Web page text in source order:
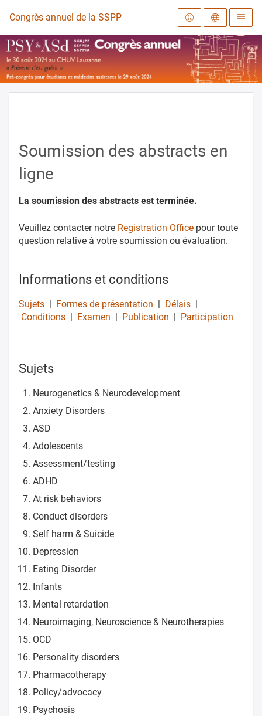
Vers la page d'accueil
Congrès annuel de la SSPPEA 2024
Soumission des abstracts en
ligne
La soumission des abstracts est terminée.
Veuillez contacter notre Registration Office pour toute
question relative à votre soumission ou évaluation.
Informations et conditions
Sujets | Formes de présentation | Délais |
Conditions | Examen | Publication | Participation
Sujets
Neurogenetics & Neurodevelopment
Anxiety Disorders
ASD
Adolescents
Assessment/testing
ADHD
At risk behaviors
Conduct disorders
Self harm & Suicide
Depression
Eating Disorder
Infants
Mental retardation
Neuroimaging, Neuroscience & Neurotherapies
OCD
Personality disorders
Pharmacotherapy
Policy/advocacy
Psychosis